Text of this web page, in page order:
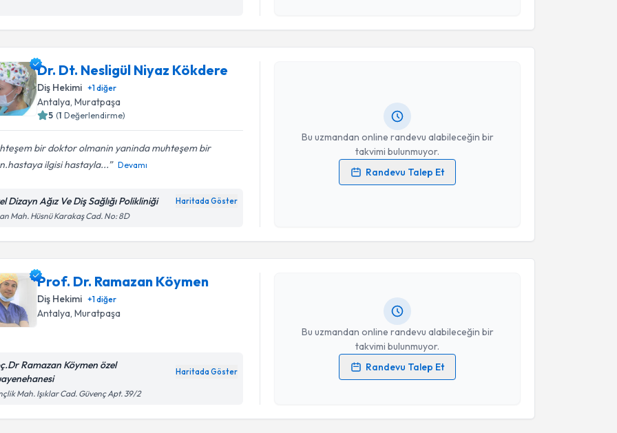
Dr. Dt. Nesligül Niyaz Kökdere
Diş Hekimi +1diğer
Antalya ,Muratpaşa
5 (1 Değerlendirme)
bir doktor olmanin yaninda muhteşem bir
ilgisi hastayla...
Devamı
Dizayn Ağız Ve Diş Sağlığı Polikliniği Haritada Göster
Mah. Hüsnü Karakaş Cad. No: 8D
Bu uzmandan online randevu alabileceğin bir
takvimi bulunmuyor.
Randevu Talep Et
Randevu Takvimi Talebi
Dr. Dt. Nesligül Niyaz Kökdere
Kişisel verilerimin işlenmesine ilişkinAydınlatma Metni
Takvim Talebini Gönder
Prof. Dr. Ramazan Köymen
Diş Hekimi +1diğer
Antalya ,Muratpaşa
Ramazan Köymen özel
Haritada Göster
Mah. Işıklar Cad. Güvenç Apt. 39/2
Bu uzmandan online randevu alabileceğin bir
takvimi bulunmuyor.
Randevu Talep Et
Prof. Dr. Ramazan Köymeniçin randevu takvimi talebi
oluşturun. Size bu uzmandan randevu almanız için bir takvim
Kişisel verilerimin işlenmesine ilişkinAydınlatma Metni
Randevu Takvimi Talebi